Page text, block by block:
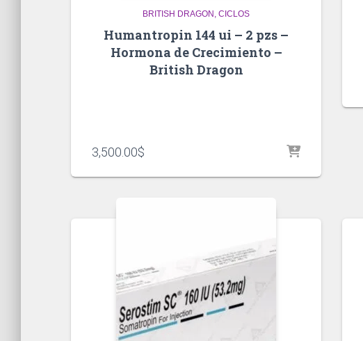
BRITISH DRAGON CICLOS
Humantropin 144 ui – 2 pzs –
Hormona de Crecimiento –
British Dragon
3,500.00$